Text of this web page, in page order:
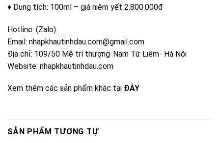
♦ Dung tích: 100ml – giá niêm yết 2.800.000đ
Hotline: (Zalo).
Email: nhapkhautinhdau.com@gmail.com
Địa chỉ: 109/50 Mễ trì thượng-Nam Từ Liêm- Hà Nội
Website: nhapkhautinhdau.com
Xem thêm các sản phẩm khác tại ĐÂY
SẢN PHẨM TƯƠNG TỰ